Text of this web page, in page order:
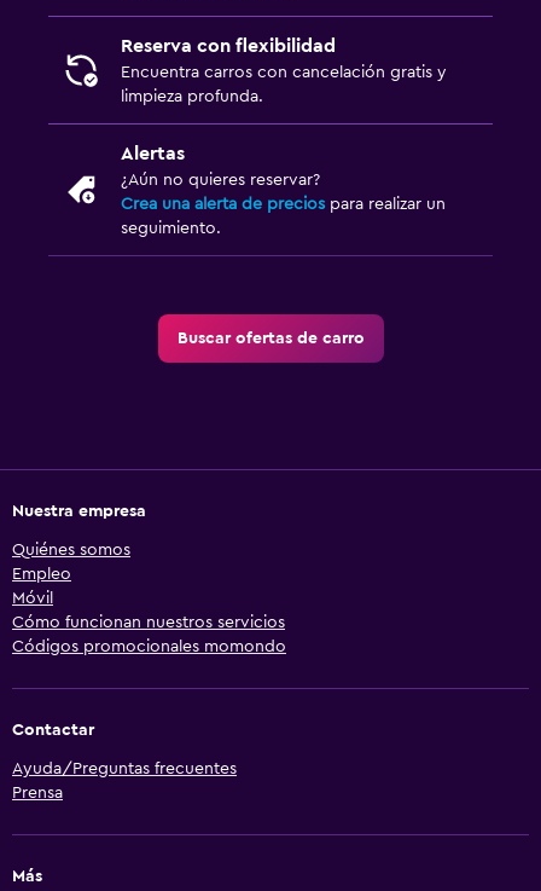
Reserva con flexibilidad
Encuentra carros con cancelación gratis y
limpieza profunda.
Alertas
¿Aún no quieres reservar?
Crea una alerta de precios para realizar un
seguimiento.
Buscar ofertas de carro
Nuestra empresa
Quiénes somos
Empleo
Móvil
Cómo funcionan nuestros servicios
Códigos promocionales momondo
Contactar
Ayuda/Preguntas frecuentes
Prensa
Más